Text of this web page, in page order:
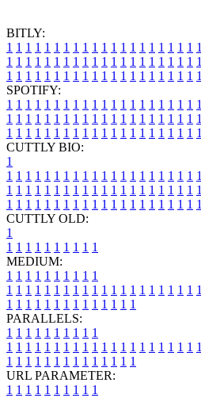
BITLY:
1 1 1 1 1 1 1 1 1 1 1 1 1 1 1 1 1 1 1 1 1
1 1 1 1 1 1 1 1 1 1 1 1 1 1 1 1 1 1 1 1 1
1 1 1 1 1 1 1 1 1 1 1 1 1 1 1 1 1 1 1 1 1
SPOTIFY:
1 1 1 1 1 1 1 1 1 1 1 1 1 1 1 1 1 1 1 1 1
1 1 1 1 1 1 1 1 1 1 1 1 1 1 1 1 1 1 1 1 1
1 1 1 1 1 1 1 1 1 1 1 1 1 1 1 1 1 1 1 1 1
CUTTLY BIO:
1
1 1 1 1 1 1 1 1 1 1 1 1 1 1 1 1 1 1 1 1 1
1 1 1 1 1 1 1 1 1 1 1 1 1 1 1 1 1 1 1 1 1
1 1 1 1 1 1 1 1 1 1 1 1 1 1 1 1 1 1 1 1 1
CUTTLY OLD:
1
1 1 1 1 1 1 1 1 1 1
MEDIUM:
1 1 1 1 1 1 1 1 1 1
1 1 1 1 1 1 1 1 1 1 1 1 1 1 1 1 1 1 1 1 1
1 1 1 1 1 1 1 1 1 1 1 1 1 1
PARALLELS:
1 1 1 1 1 1 1 1 1 1
1 1 1 1 1 1 1 1 1 1 1 1 1 1 1 1 1 1 1 1 1
1 1 1 1 1 1 1 1 1 1 1 1 1 1
URL PARAMETER:
1 1 1 1 1 1 1 1 1 1